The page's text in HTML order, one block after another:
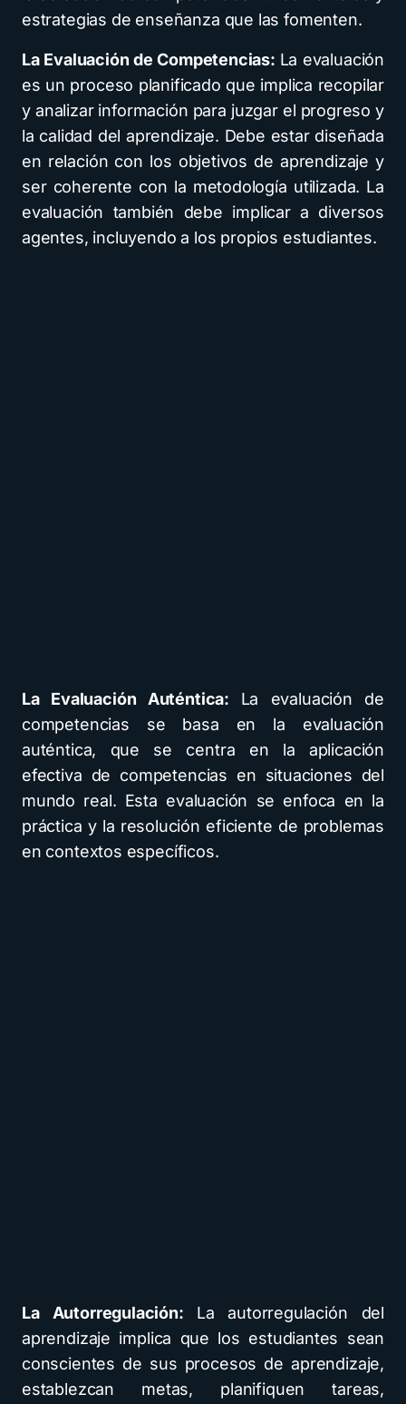
estrategias de enseñanza que las fomenten.
La Evaluación de Competencias: La evaluación
es un proceso planificado que implica recopilar
y analizar información para juzgar el progreso y
la calidad del aprendizaje. Debe estar diseñada
en relación con los objetivos de aprendizaje y
ser coherente con la metodología utilizada. La
evaluación también debe implicar a diversos
agentes, incluyendo a los propios estudiantes.
La Evaluación Auténtica: La evaluación de
competencias se basa en la evaluación
auténtica, que se centra en la aplicación
efectiva de competencias en situaciones del
mundo real. Esta evaluación se enfoca en la
práctica y la resolución eficiente de problemas
en contextos específicos.
La Autorregulación: La autorregulación del
aprendizaje implica que los estudiantes sean
conscientes de sus procesos de aprendizaje,
establezcan metas, planifiquen tareas,